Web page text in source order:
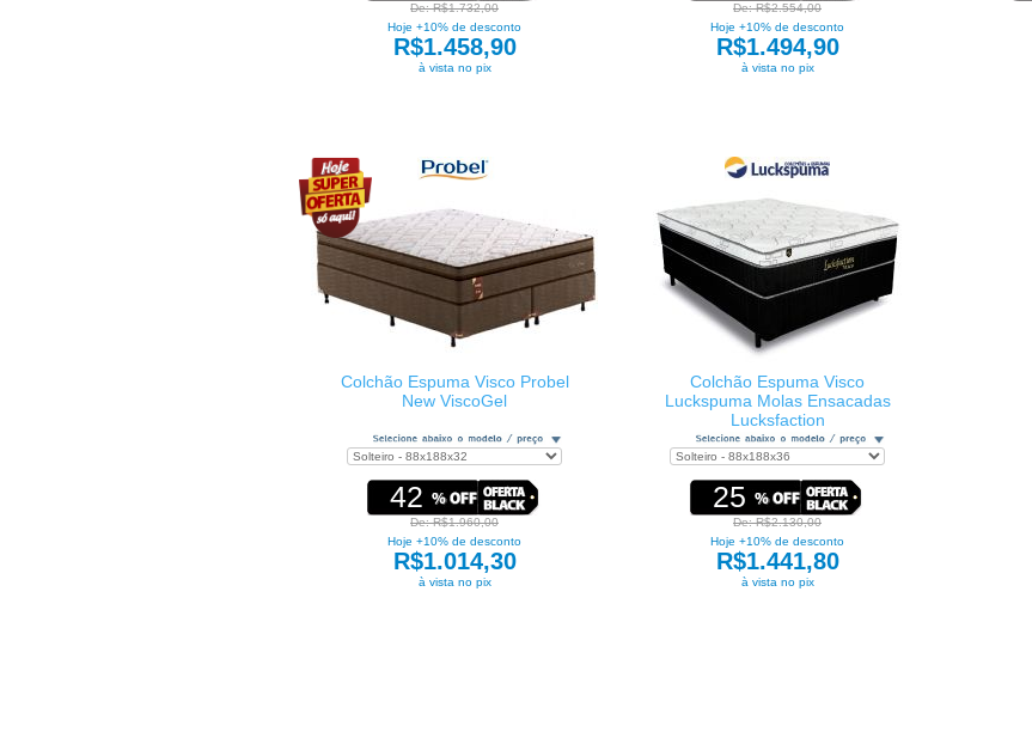
De: R$1.732,00
Hoje +10% de desconto
R$1.458,90
à vista no pix
De: R$2.554,00
Hoje +10% de desconto
R$1.494,90
à vista no pix
Colchão Espuma Visco Probel
New ViscoGel
42
De: R$1.960,00
Hoje +10% de desconto
R$1.014,30
à vista no pix
Colchão Espuma Visco
Luckspuma Molas Ensacadas
Lucksfaction
25
De: R$2.130,00
Hoje +10% de desconto
R$1.441,80
à vista no pix